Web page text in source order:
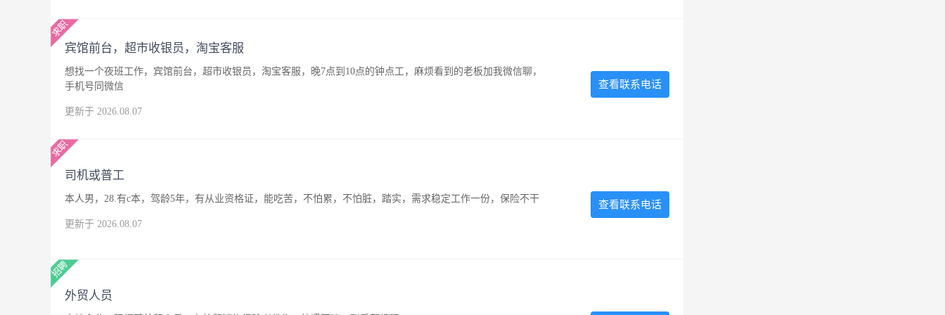
宾馆前台，超市收银员，淘宝客服
想找一个夜班工作，宾馆前台，超市收银员，淘宝客服，晚7点到10点的钟点工，麻烦看到的老板加我微信聊，
手机号同微信
更新于 2026.08.07
查看联系电话
司机或普工
本人男，28.有c本，驾龄5年，有从业资格证，能吃苦，不怕累，不怕脏，踏实，需求稳定工作一份，保险不干
更新于 2026.08.07
查看联系电话
外贸人员